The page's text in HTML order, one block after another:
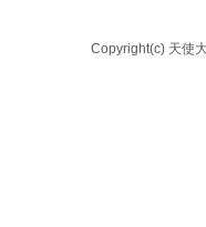
Copyright(c) 天使